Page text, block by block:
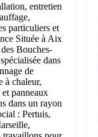
entretien
particuliers et
Située à Aix
Bouches-
dans
de
à chaleur,
panneaux
dans un rayon
: Pertuis,